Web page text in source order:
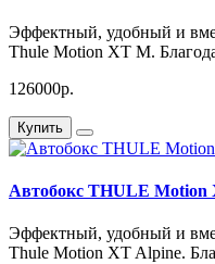
Эффектный, удобный и
Thule Motion XT M.
126000р.
Купить
Автобокс THULE Motion
Эффектный, удобный и
Thule Motion XT Alpine.